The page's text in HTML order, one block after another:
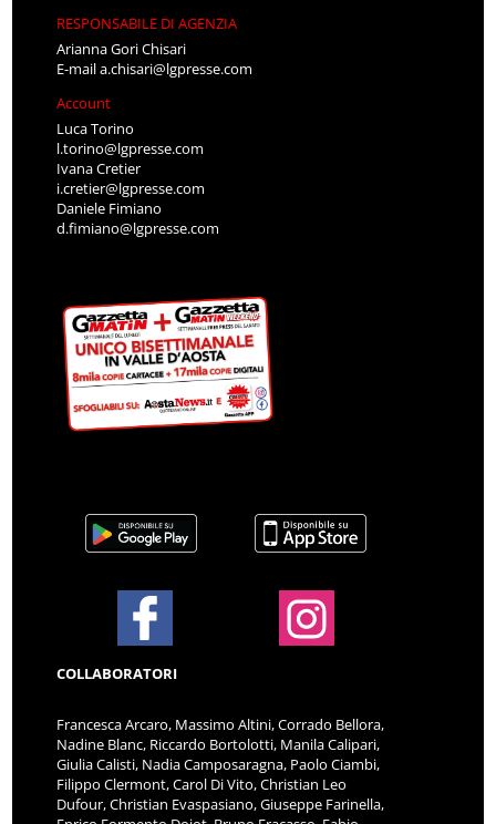
RESPONSABILE DI AGENZIA
Arianna Gori Chisari
E-maila.chisari@lgpresse.com
Account
Luca Torino
l.torino@lgpresse.com
Ivana Cretier
i.cretier@lgpresse.com
Daniele Fimiano
d.fimiano@lgpresse.com
COLLABORATORI
Francesca Arcaro, Massimo Altini, Corrado Bellora,
Nadine Blanc, Riccardo Bortolotti, Manila Calipari,
Giulia Calisti, Nadia Camposaragna, Paolo Ciambi,
Filippo Clermont, Carol Di Vito, Christian Leo
Dufour, Christian Evaspasiano, Giuseppe Farinella,